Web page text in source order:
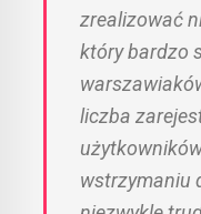
zrealizować
który bardzo
liczba
wstrzymaniu